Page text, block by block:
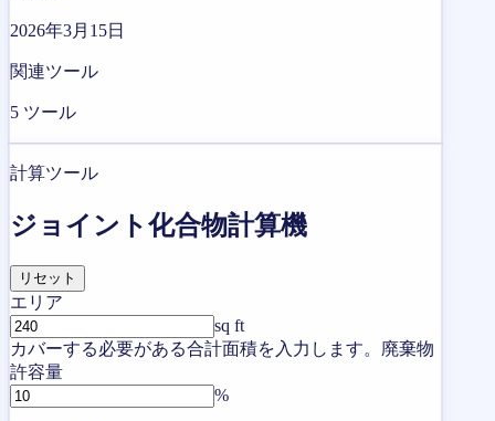
2026年3月15日
関連ツール
5 ツール
計算ツール
ジョイント化合物計算機
リセット
エリア
sq ft
カバーする必要がある合計面積を入力します。 廃棄物
許容量
%